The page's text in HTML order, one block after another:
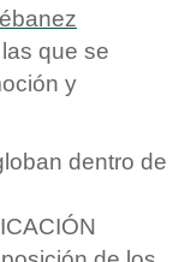
ébanez
que se
y
dentro de
ÓN